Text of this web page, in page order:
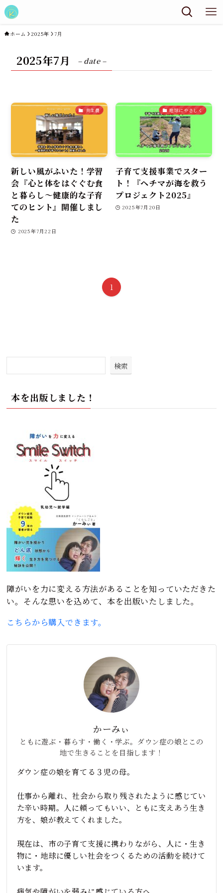
ホーム 2025年 7月
2025年7月 – date –
共生農
新しい風がふいた！学習
会『心と体をはぐぐむ食
と暮らし～健康的な子育
てのヒント』開催しまし
た
2025年7月22日
地球にやさしく
子育て支援事業でスター
ト！『ヘチマが海を救う
プロジェクト2025』
2025年7月20日
1
検索
本を出版しました！
障がいを力に変える方法があることを知っていただきた
い。そんな思いを込めて、本を出版いたしました。
こちらから購入できます。
かーみぃ
ともに遊ぶ・暮らす・働く・学ぶ。ダウン症の娘とこの
地で生きることを目指します！
ダウン症の娘を育てる３児の母。
仕事から離れ、社会から取り残されたように感じてい
た辛い時期。人に頼ってもいい、ともに支えあう生き
方を、娘が教えてくれました。
現在は、市の子育て支援に携わりながら、人に・生き
物に・地球に優しい社会をつくるための活動を続けて
います。